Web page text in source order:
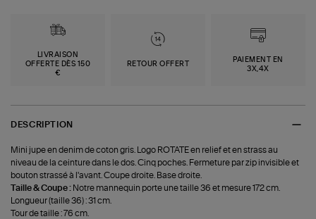
LIVRAISON
OFFERTE DÈS 150
€
RETOUR OFFERT
PAIEMENT EN
3X,4X
DESCRIPTION
Mini jupe en denim de coton gris. Logo ROTATE en relief et en strass au
niveau de la ceinture dans le dos. Cinq poches. Fermeture par zip invisible et
bouton strassé à l'avant. Coupe droite. Base droite.
Taille & Coupe : Notre mannequin porte une taille 36 et mesure 172 cm.
Longueur (taille 36) : 31 cm.
Tour de taille : 76 cm.